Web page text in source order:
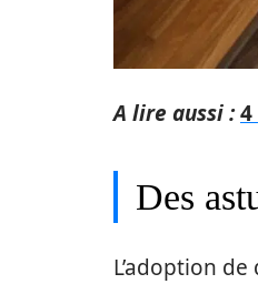
A lire aussi :
Des
L’adoption